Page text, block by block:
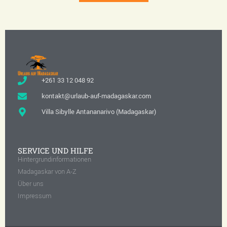
+261 33 12 048 92
kontakt@urlaub-auf-madagaskar.com
Villa Sibylle Antananarivo (Madagaskar)
SERVICE UND HILFE
Hintergrundinformationen
Madagaskar von A-Z
Über uns
Impressum